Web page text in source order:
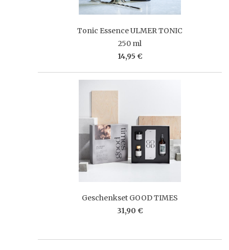
Tonic Essence ULMER TONIC
250 ml
14,95 €
Geschenkset GOOD TIMES
31,90 €